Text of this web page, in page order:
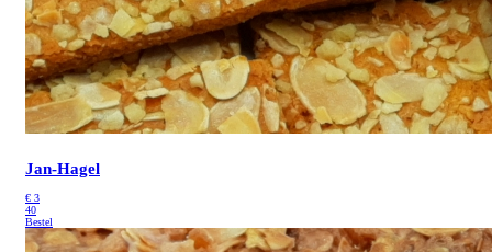
Jan-Hagel
€ 3
40
Bestel